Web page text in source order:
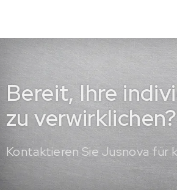
Bereit, Ihre
zu verwirklichen?
Kontaktieren Sie Jusnova für